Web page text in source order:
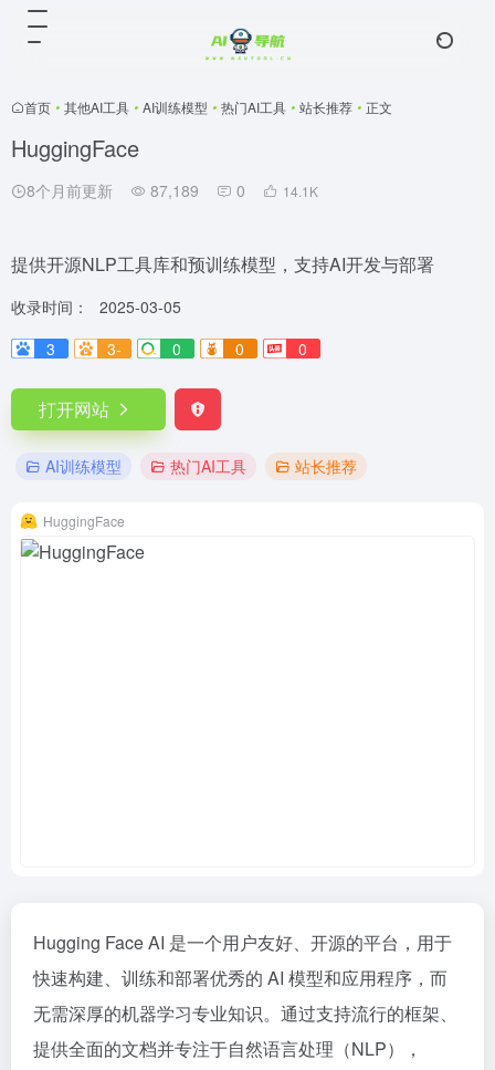
首页 • 其他AI工具 • AI训练模型 • 热门AI工具 • 站长推荐 • 正文
HuggingFace
8个月前更新 87,189 0 14.1 K
提供开源NLP工具库和预训练模型，支持AI开发与部署
收录时间：
2025-03-05
3
3- 0 0 0
打开网站
AI训练模型 热门AI工具 站长推荐
HuggingFace
Hugging Face AI 是一个用户友好、开源的平台，用于
快速构建、训练和部署优秀的 AI 模型和应用程序，而
无需深厚的机器学习专业知识。通过支持流行的框架、
提供全面的文档并专注于自然语言处理（NLP），